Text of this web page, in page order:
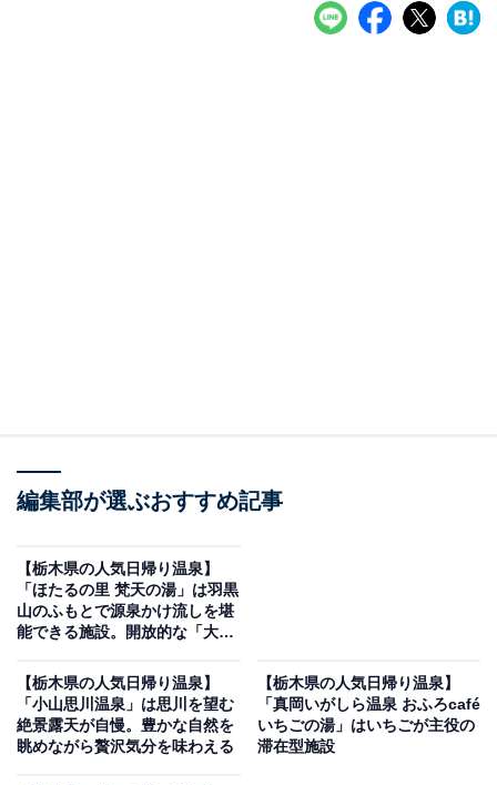
編集部が選ぶおすすめ記事
【栃木県の人気日帰り温泉】
「ほたるの里 梵天の湯」は羽黒
山のふもとで源泉かけ流しを堪
能できる施設。開放的な「大露
【栃木県の人気日帰り温泉】
「小山思川温泉」は思川を望む
絶景露天が自慢。豊かな自然を
眺めながら贅沢気分を味わえる
【栃木県の人気日帰り温泉】
「真岡いがしら温泉 おふろcafé
いちごの湯」はいちごが主役の
滞在型施設